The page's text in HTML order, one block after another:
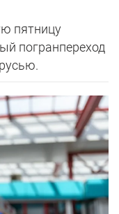
пятницу
погранпереход